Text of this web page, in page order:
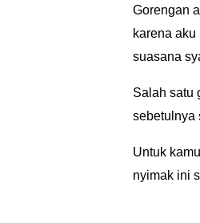
Gorengan
karena
suasana
Salah satu
sebetulnya
Untuk
nyimak ini